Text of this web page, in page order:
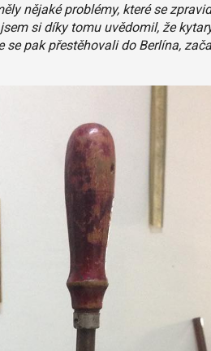
nějaké problémy, které se
si díky tomu uvědomil, že
se pak přestěhovali do Berlína,